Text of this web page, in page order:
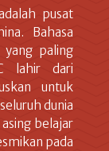
pusat
Bahasa
yang paling
lahir dari
untuk
dunia
belajar
pada